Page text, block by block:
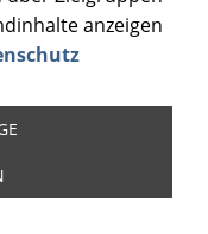
Kaffee oder Tee
weitermachen
anzeigen